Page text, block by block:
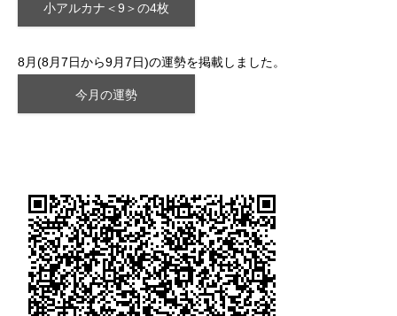
小アルカナ＜9＞の4枚
8月(8月7日から9月7日)の運勢を掲載しました。
今月の運勢